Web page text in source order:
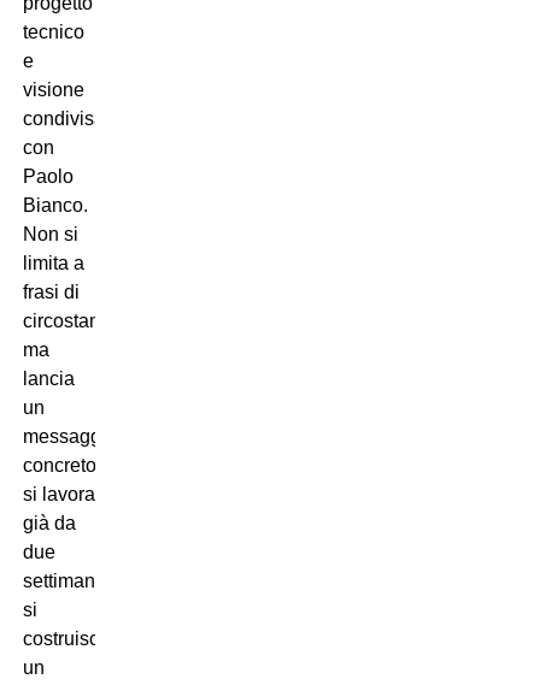
tecnico
e
visione
condivisa
con
Paolo
Bianco.
Non si
limita a
frasi di
circostanza,
ma
lancia
un
messaggio
concreto:
si lavora
già da
due
settimane,
si
costruisce
un